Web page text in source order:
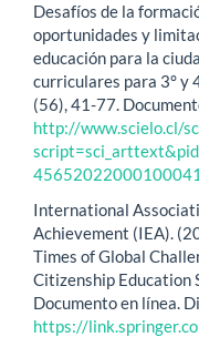
Desafíos de la
oportunidades y
educación para la
curriculares para 3° y
(56), 41-77.
http://www.scielo.cl/
International
Achievement (IEA).
Times of Global
Citizenship Education
Documento en línea.
https://